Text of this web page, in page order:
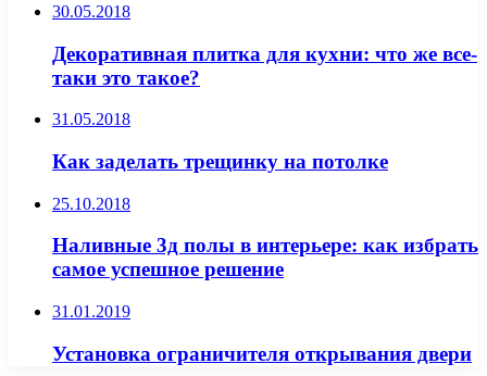
30.05.2018
Декоративная плитка для кухни: что же все-
таки это такое?
31.05.2018
Как заделать трещинку на потолке
25.10.2018
Наливные 3д полы в интерьере: как избрать
самое успешное решение
31.01.2019
Установка ограничителя открывания двери